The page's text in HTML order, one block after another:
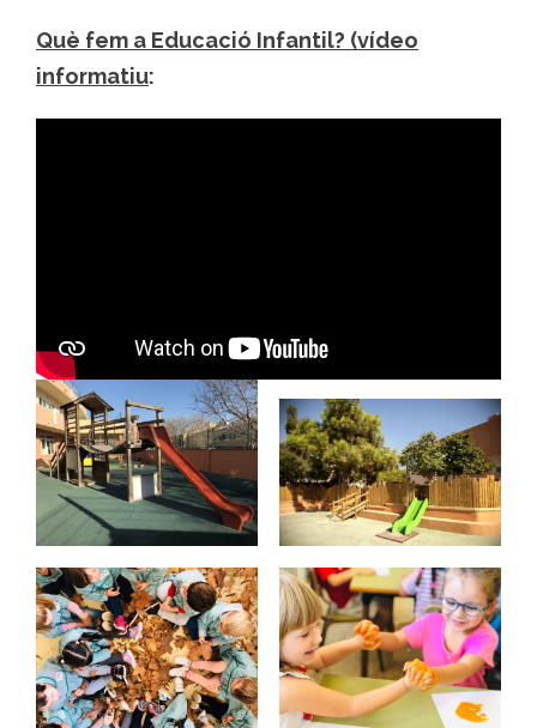
Què fem a Educació Infantil? (vídeo
informatiu: